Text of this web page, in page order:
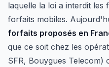
laquelle la loi a interdit les
forfaits mobiles.
forfaits proposés en
que ce soit chez les
SFR, Bouygues Telecom)